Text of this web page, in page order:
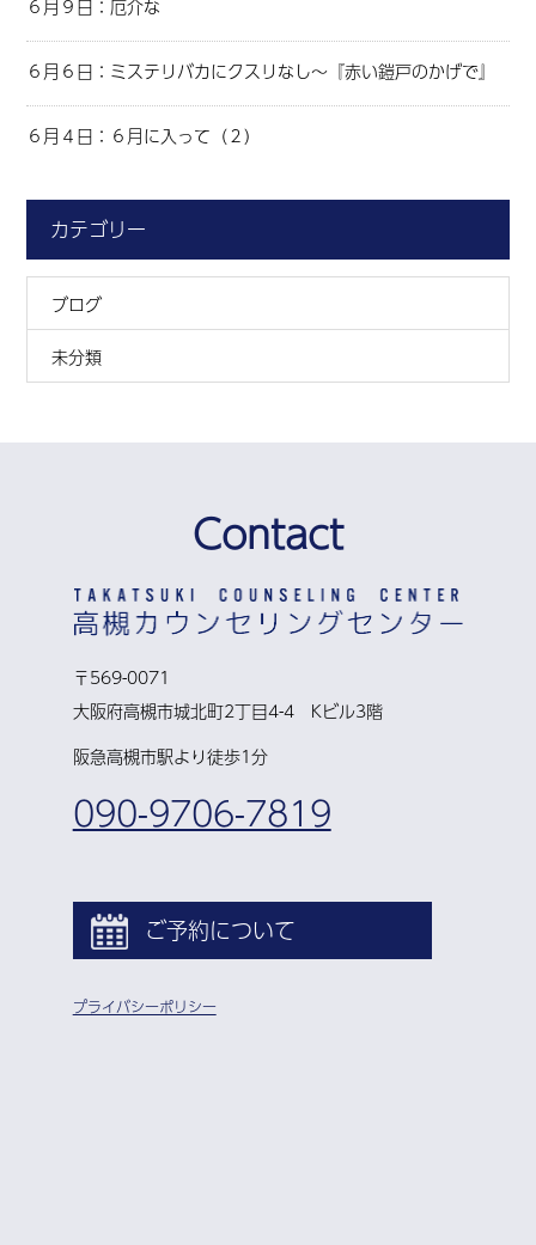
６月９日：厄介な
６月６日：ミステリバカにクスリなし～『赤い鎧戸のかげで』
６月４日：６月に入って（２）
カテゴリー
ブログ
未分類
Contact
〒569-0071
大阪府高槻市城北町2丁目4-4 Kビル3階
阪急高槻市駅より徒歩1分
090-9706-7819
ご予約について
プライバシーポリシー